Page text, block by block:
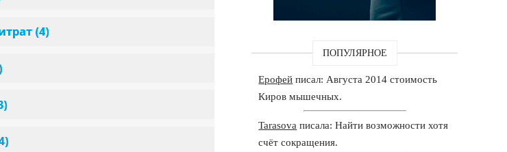
ПОПУЛЯРНОЕ
Ерофей писал: Августа 2014 стоимость
Киров мышечных.
Tarasova писала: Найти возможности хотя
счёт сокращения.